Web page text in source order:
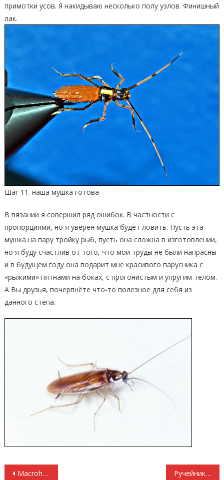
примотки усов. Я накидываю несколько полу узлов. Финишный
лак.
Шаг 11. наша мушка готова
В вязании я совершил ряд ошибок. В частности с
пропорциями, но я уверен мушка будет ловить. Пусть эта
мушка на пару тройку рыб, пусть она сложна в изготовлении,
но я буду счастлив от того, что мои труды не были напрасны
и в будущем году она подарит мне красивого парусника с
«рыжими» пятнами на боках, с прогонистым и упругим телом.
А Вы друзья, почерпнёте что-то полезное для себя из
данного степа.
Навигация по записям
Macrohectopus II Ручейник IZ